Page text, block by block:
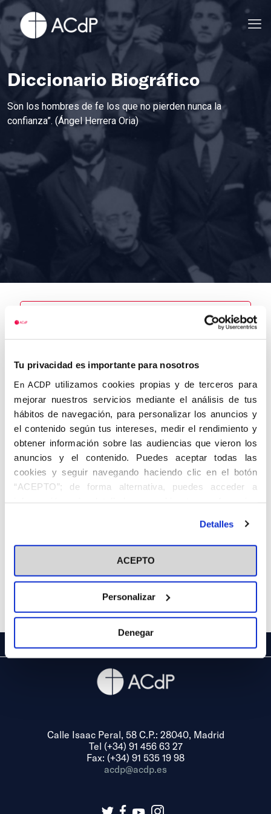
Tu privacidad es importante para nosotros
En ACDP utilizamos cookies propias y de terceros para
mejorar nuestros servicios mediante el análisis de tus
hábitos de navegación, para personalizar los anuncios y
el contenido según tus intereses, medir el rendimiento y
obtener información sobre las audiencias que vieron los
anuncios y el contenido. Puedes aceptar todas las
cookies y seguir navegando haciendo clic en el botón
“ACEPTO”; de forma alternativa, puedes acceder a
información más detallada y cambiar tus preferencias
en el botón "Personalizar". Para más información puedes
visitar nuestra Política de Cookies
Detalles
ACEPTO
Personalizar
Denegar
Diccionario Biográfico
Son los hombres de fe los que no pierden nunca la
confianza”. (Ángel Herrera Oria)
Vicente
Jordana,
María Isabel
Autor
Centro de
adscripción
Fecha de
nacimiento
14/11/1926
Lugar de
Fecha de
defunción
16/02/2003
Lugar de
Calle Isaac Peral, 58 C.P.: 28040, Madrid
Tel (+34) 91 456 63 27
Fax: (+34) 91 535 19 98
acdp@acdp.es